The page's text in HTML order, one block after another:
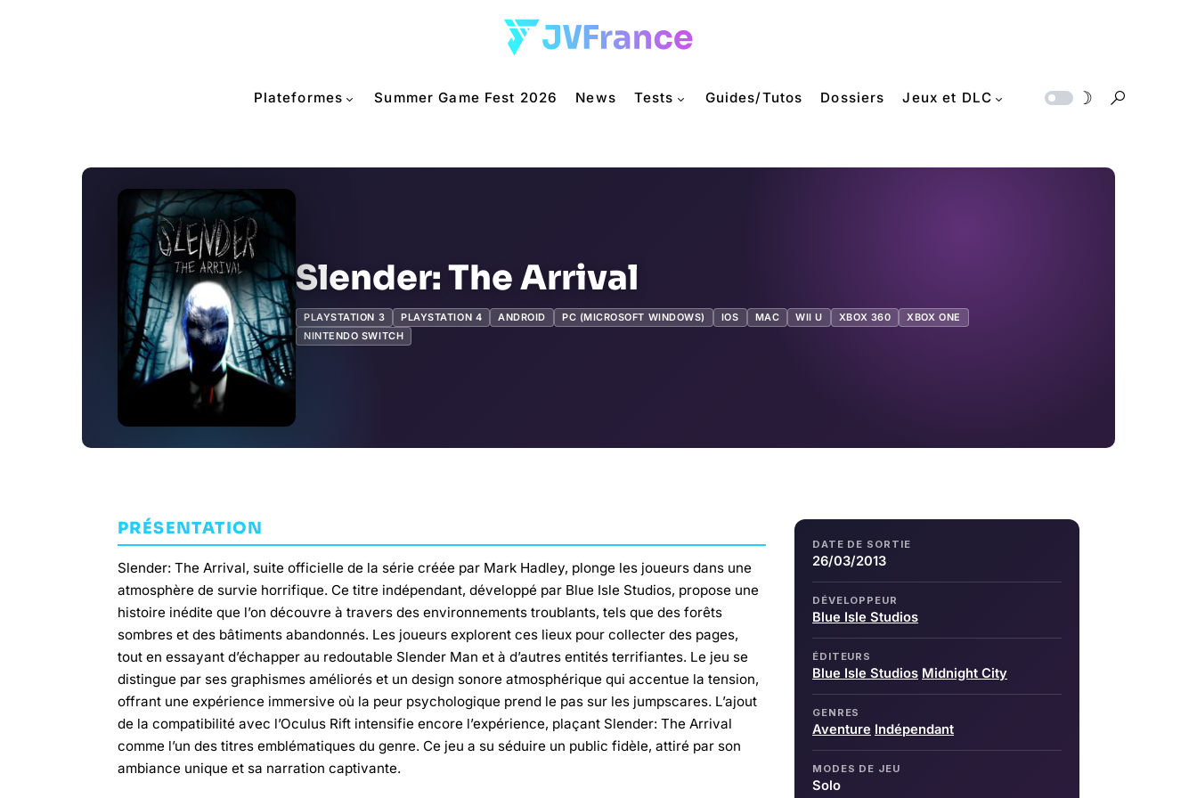
Plateformes Summer Game Fest 2026 News Tests Guides/Tutos Dossiers Jeux et DLC
Slender: The Arrival
PLAYSTATION 3 PLAYSTATION 4 ANDROID PC (MICROSOFT WINDOWS) IOS MAC WII U XBOX 360
XBOX ONE
NINTENDO SWITCH
PRÉSENTATION
Slender: The Arrival, suite officielle de la série créée par Mark Hadley, plonge les joueurs dans une
atmosphère de survie horrifique. Ce titre indépendant, développé par Blue Isle Studios, propose une
histoire inédite que l’on découvre à travers des environnements troublants, tels que des forêts
sombres et des bâtiments abandonnés. Les joueurs explorent ces lieux pour collecter des pages,
tout en essayant d’échapper au redoutable Slender Man et à d’autres entités terrifiantes. Le jeu se
distingue par ses graphismes améliorés et un design sonore atmosphérique qui accentue la tension,
offrant une expérience immersive où la peur psychologique prend le pas sur les jumpscares. L’ajout
de la compatibilité avec l’Oculus Rift intensifie encore l’expérience, plaçant Slender: The Arrival
comme l’un des titres emblématiques du genre. Ce jeu a su séduire un public fidèle, attiré par son
ambiance unique et sa narration captivante.
DATE DE SORTIE
26/03/2013
DÉVELOPPEUR
Blue Isle Studios
ÉDITEURS
Blue Isle Studios Midnight City
GENRES
Aventure Indépendant
MODES DE JEU
Solo